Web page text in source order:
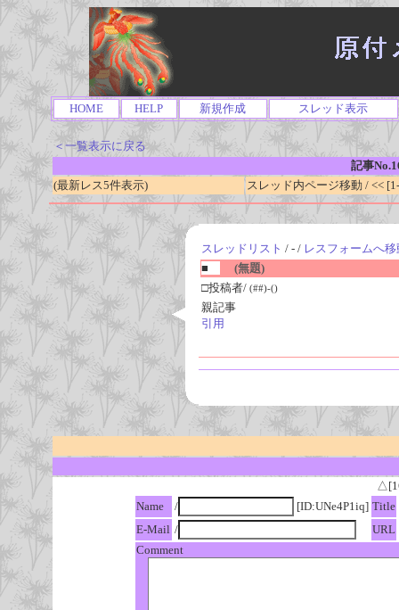
HOME HELP 新規作成 スレッド表示
＜一覧表示に戻る
記事
(最新レス5件表示)
スレッド内ページ移動 / <<
スレッドリスト / - / レスフォームへ移
■
(無題)
□投稿者/ (##)-()
親記事
引用
Name
/ [ID:UNe4P1iq] Title
E-Mail /
URL
Comment